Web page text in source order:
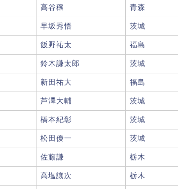
高谷穣 青森
早坂秀悟 茨城
飯野祐太 福島
鈴木謙太郎 茨城
新田祐大 福島
芦澤大輔 茨城
橋本紀彰 茨城
松田優一 茨城
佐藤謙 栃木
高塩讓次 栃木